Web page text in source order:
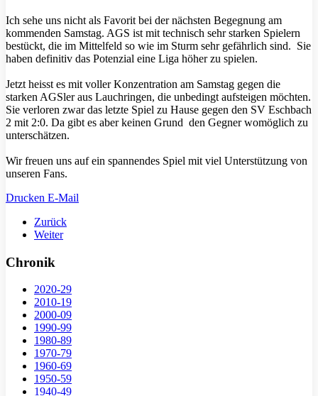
Ich sehe uns nicht als Favorit bei der nächsten Begegnung am
kommenden Samstag. AGS ist mit technisch sehr starken Spielern
bestückt, die im Mittelfeld so wie im Sturm sehr gefährlich sind. Sie
haben definitiv das Potenzial eine Liga höher zu spielen.
Jetzt heisst es mit voller Konzentration am Samstag gegen die
starken AGSler aus Lauchringen, die unbedingt aufsteigen möchten.
Sie verloren zwar das letzte Spiel zu Hause gegen den SV Eschbach
2 mit 2:0. Da gibt es aber keinen Grund den Gegner womöglich zu
unterschätzen.
Wir freuen uns auf ein spannendes Spiel mit viel Unterstützung von
unseren Fans.
Drucken E-Mail
Zurück
Weiter
Chronik
2020-29
2010-19
2000-09
1990-99
1980-89
1970-79
1960-69
1950-59
1940-49